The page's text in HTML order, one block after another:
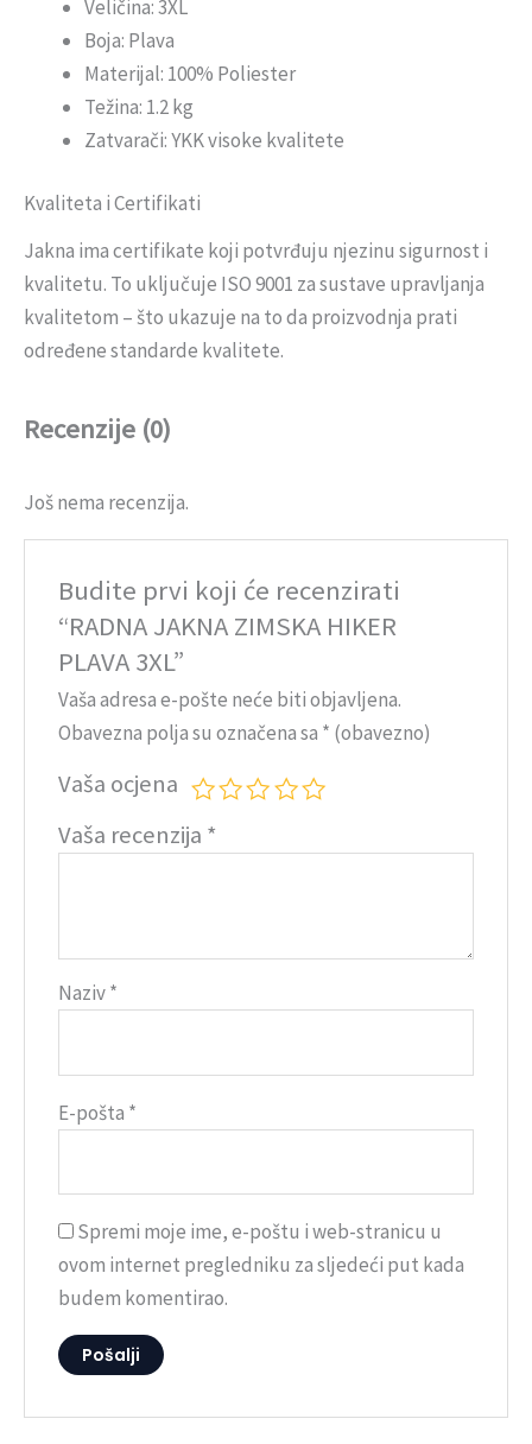
Veličina: 3XL
Boja: Plava
Materijal: 100% Poliester
Težina: 1.2 kg
Zatvarači: YKK visoke kvalitete
Kvaliteta i Certifikati
Jakna ima certifikate koji potvrđuju njezinu sigurnost i
kvalitetu. To uključuje ISO 9001 za sustave upravljanja
kvalitetom – što ukazuje na to da proizvodnja prati
određene standarde kvalitete.
Recenzije (0)
Još nema recenzija.
Budite prvi koji će recenzirati
“RADNA JAKNA ZIMSKA HIKER
PLAVA 3XL”
Vaša adresa e-pošte neće biti objavljena.
Obavezna polja su označena sa * (obavezno)
Vaša ocjena
Vaša recenzija *
Naziv*
E-pošta *
Spremi moje ime, e-poštu i web-stranicu u
ovom internet pregledniku za sljedeći put kada
budem komentirao.